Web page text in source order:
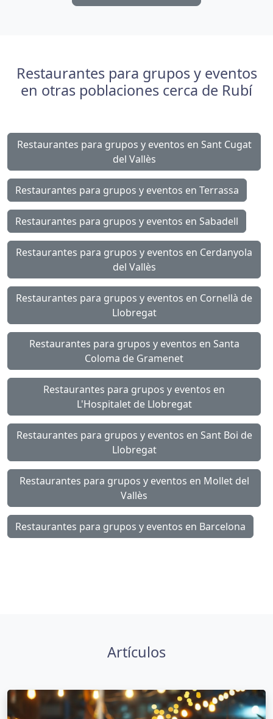
Restaurantes para grupos y eventos
en otras poblaciones cerca de Rubí
Restaurantes para grupos y eventos en Sant Cugat
del Vallès
Restaurantes para grupos y eventos en Terrassa
Restaurantes para grupos y eventos en Sabadell
Restaurantes para grupos y eventos en Cerdanyola
del Vallès
Restaurantes para grupos y eventos en Cornellà de
Llobregat
Restaurantes para grupos y eventos en Santa
Coloma de Gramenet
Restaurantes para grupos y eventos en
L'Hospitalet de Llobregat
Restaurantes para grupos y eventos en Sant Boi de
Llobregat
Restaurantes para grupos y eventos en Mollet del
Vallès
Restaurantes para grupos y eventos en Barcelona
Artículos